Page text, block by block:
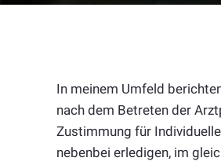
In meinem Umfeld
nach dem Betreten der
Zustimmung für
nebenbei erledigen, im